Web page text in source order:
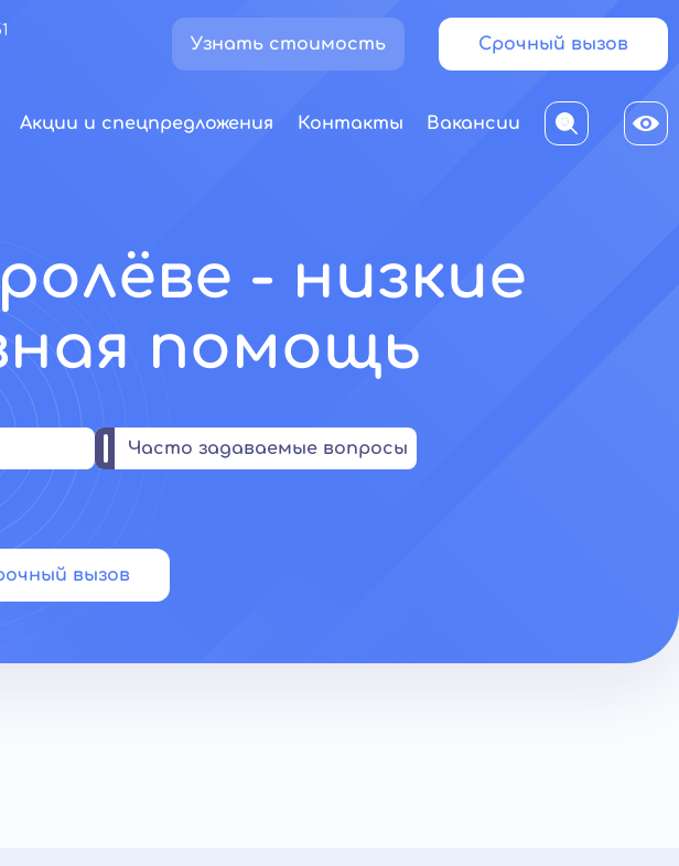
Узнать стоимость Срочный вызов
Акции и спецпредложения Контакты Вакансии
- низкие
помощь
Часто задаваемые вопросы
вызов